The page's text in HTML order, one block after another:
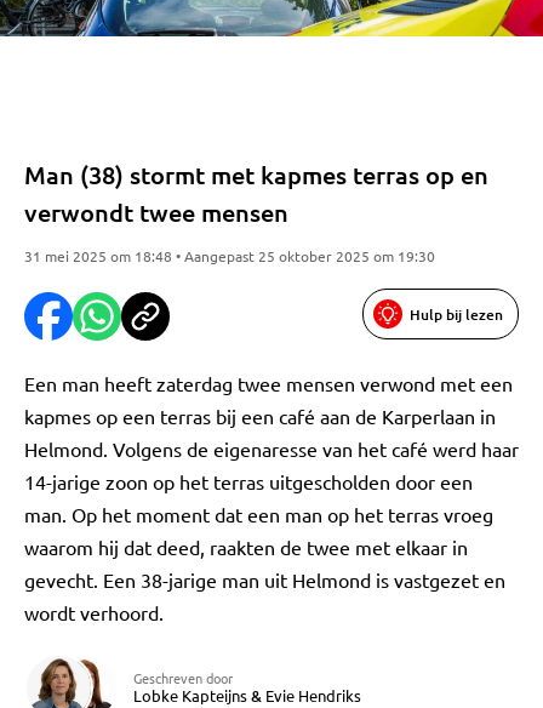
Man (38) stormt met kapmes terras op en
verwondt twee mensen
31 mei 2025 om 18:48 • Aangepast 25 oktober 2025 om 19:30
Hulp bij lezen
Een man heeft zaterdag twee mensen verwond met een
kapmes op een terras bij een café aan de Karperlaan in
Helmond. Volgens de eigenaresse van het café werd haar
14-jarige zoon op het terras uitgescholden door een
man. Op het moment dat een man op het terras vroeg
waarom hij dat deed, raakten de twee met elkaar in
gevecht. Een 38-jarige man uit Helmond is vastgezet en
wordt verhoord.
Geschreven door
Lobke Kapteijns& Evie Hendriks